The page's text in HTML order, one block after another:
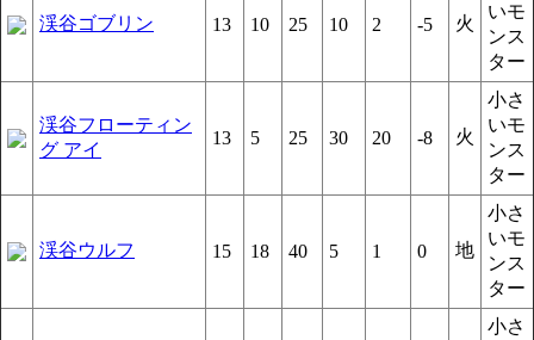
渓谷ゴブリン 13 10 25 10 2 -5 火
いモ
ンス
ター
渓谷フローティン
グ アイ
13 5 25 30 20 -8 火
小さ
いモ
ンス
ター
渓谷ウルフ 15 18 40 5 1 0 地
小さ
いモ
ンス
ター
小さ